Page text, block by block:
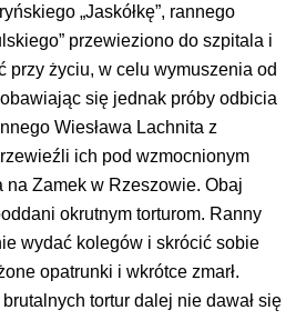
„Jaskółkę”, rannego
przewieziono do szpitala i
przy życiu, w celu wymuszenia od
się jednak próby odbicia
Wiesława Lachnita z
ich pod wzmocnionym
na Zamek w Rzeszowie. Obaj
okrutnym torturom. Ranny
wydać kolegów i skrócić sobie
opatrunki i wkrótce zmarł.
brutalnych tortur dalej nie dawał się